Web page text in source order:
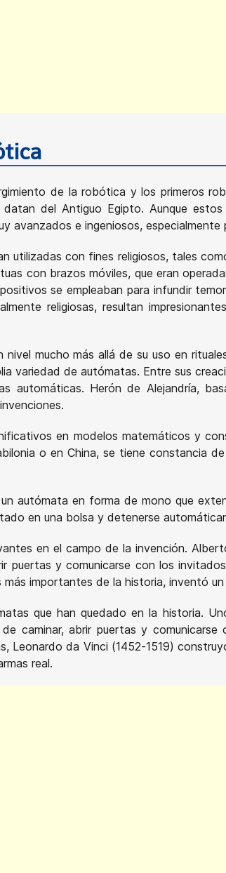
de la robótica y los primeros
del Antiguo Egipto. Aunque
avanzados e ingeniosos,
utilizadas con fines religiosos, tales
con brazos móviles, que eran
se empleaban para infundir
religiosas, resultan
mucho más allá de su uso en
variedad de autómatas. Entre sus
automáticas. Herón de Alejandría,
en modelos matemáticos y
o en China, se tiene constancia
autómata en forma de mono que
en una bolsa y detenerse
en el campo de la invención.
puertas y comunicarse con los
importantes de la historia, inventó
que han quedado en la historia.
caminar, abrir puertas y
Leonardo da Vinci (1452-1519)
real.